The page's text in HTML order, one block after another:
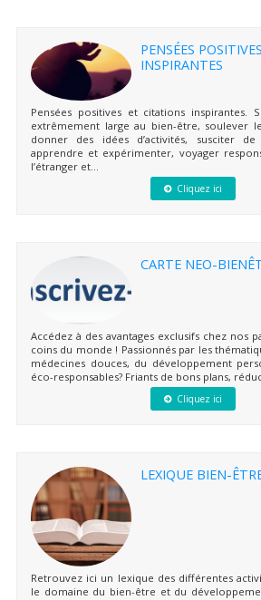
PENSÉES
INSPIRANTES
Pensées positives et citations inspirantes.
extrêmement large au bien-être, soulever
donner des idées d’activités, susciter de
apprendre et expérimenter, voyager
l’étranger et...
Cliquez ici
CARTE NEO-
Accédez à des avantages exclusifs chez nos
coins du monde ! Passionnés par les
médecines douces, du développement
éco-responsables? Friants de bons plans,
Cliquez ici
LEXIQUE BIEN-
Retrouvez ici un lexique des différentes
le domaine du bien-être et du